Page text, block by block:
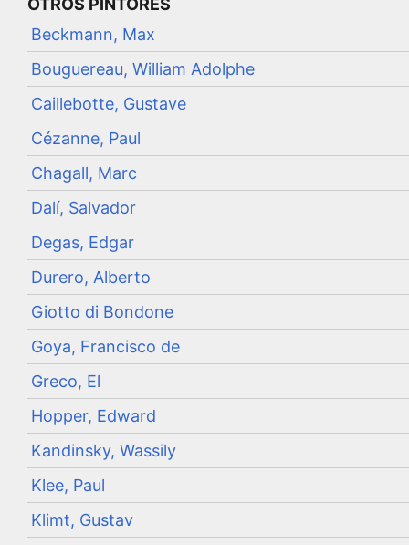
OTROS PINTORES
Beckmann, Max
Bouguereau, William Adolphe
Caillebotte, Gustave
Cézanne, Paul
Chagall, Marc
Dalí, Salvador
Degas, Edgar
Durero, Alberto
Giotto di Bondone
Goya, Francisco de
Greco, El
Hopper, Edward
Kandinsky, Wassily
Klee, Paul
Klimt, Gustav